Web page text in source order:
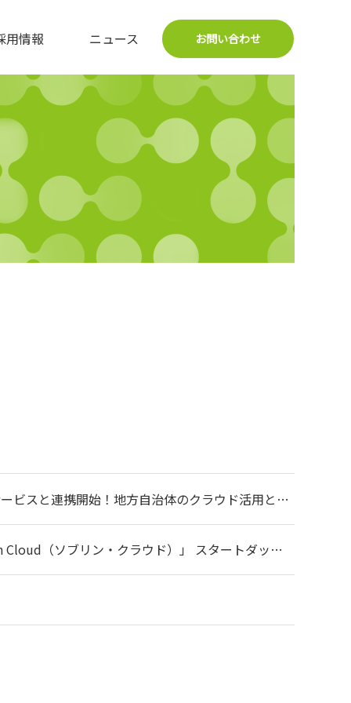
用情報 ニュース お問い合わせ
ビスと連携開始！地方自治体のクラウド活用と業
リン・クラウド）」 スタートダッシ